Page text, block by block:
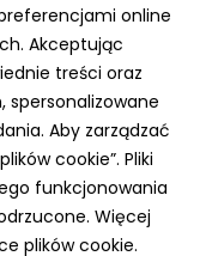
– nawet 3,5
z
Europejskim
przez Polską
online
Akceptując
treści oraz
spersonalizowane
Aby zarządzać
cookie”. Pliki
funkcjonowania
Więcej
plików cookie.